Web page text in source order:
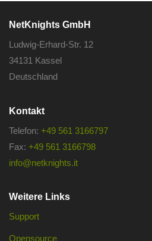
NetKnights GmbH
Ludwig-Erhard-Str. 12
34131 Kassel
Deutschland
Kontakt
Telefon: +49 561 3166797
Fax: +49 561 3166798
info@netknights.it
Weitere Links
Support
Opensource